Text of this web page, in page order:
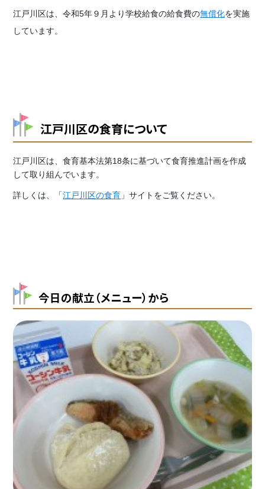
江戸川区は、令和5年９月より学校給食の給食費の無償化を実施
しています。
江戸川区の食育について
江戸川区は、食育基本法第18条に基づいて食育推進計画を作成
して取り組んでいます。
詳しくは、「江戸川区の食育 」サイトをご覧ください。
今日の献立（メニュー）から